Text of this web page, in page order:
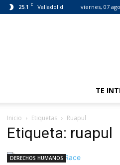
25.1 C Valladolid viernes, 07
TE
Inicio Etiquetas Ruapul
Etiqueta: ruapul
DERECHOS HUMANOS